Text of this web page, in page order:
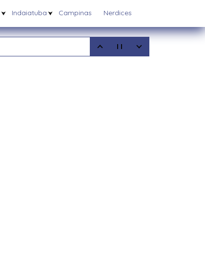
Indaiatuba Campinas Nerdices